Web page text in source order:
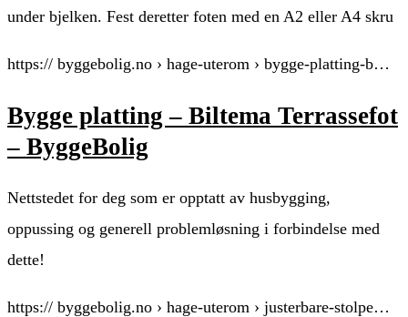
under bjelken. Fest deretter foten med en A2 eller A4 skru
https:// byggebolig.no › hage-uterom › bygge-platting-b…
Bygge platting – Biltema Terrassefot
– ByggeBolig
Nettstedet for deg som er opptatt av husbygging,
oppussing og generell problemløsning i forbindelse med
dette!
https:// byggebolig.no › hage-uterom › justerbare-stolpe…